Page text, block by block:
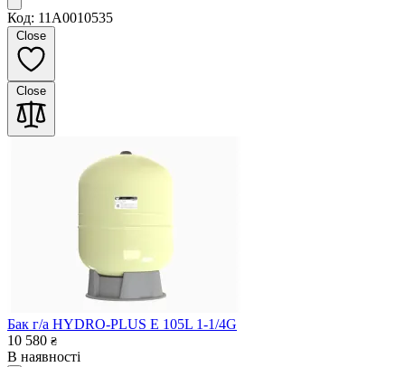
Код: 11A0010535
Close
Close
Бак г/а HYDRO-PLUS E 105L 1-1/4G
10 580 ₴
В наявності